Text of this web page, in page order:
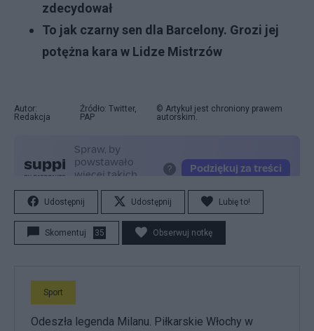
zdecydował
To jak czarny sen dla Barcelony. Grozi jej
potężna kara w Lidze Mistrzów
Autor:
Redakcja
Źródło: Twitter,
PAP
© Artykuł jest chroniony prawem
autorskim.
Udostępnij Udostępnij Lubię to!
Skomentuj 35 Obserwuj notkę
Sport
Odeszła legenda Milanu. Piłkarskie Włochy w